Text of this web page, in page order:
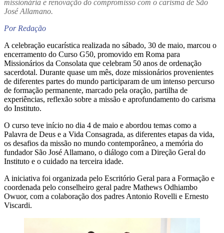
missionária e renovação do compromisso com o carisma de São
José Allamano.
Por Redação
A celebração eucarística realizada no sábado, 30 de maio, marcou o
encerramento do Curso G50, promovido em Roma para
Missionários da Consolata que celebram 50 anos de ordenação
sacerdotal. Durante quase um mês, doze missionários provenientes
de diferentes partes do mundo participaram de um intenso percurso
de formação permanente, marcado pela oração, partilha de
experiências, reflexão sobre a missão e aprofundamento do carisma
do Instituto.
O curso teve início no dia 4 de maio e abordou temas como a
Palavra de Deus e a Vida Consagrada, as diferentes etapas da vida,
os desafios da missão no mundo contemporâneo, a memória do
fundador São José Allamano, o diálogo com a Direção Geral do
Instituto e o cuidado na terceira idade.
A iniciativa foi organizada pelo Escritório Geral para a Formação e
coordenada pelo conselheiro geral padre Mathews Odhiambo
Owuor, com a colaboração dos padres Antonio Rovelli e Ernesto
Viscardi.